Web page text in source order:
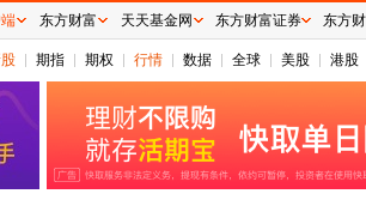
期指 期权 行情 数据 全球 美股 港股
东方财富 天天基金网 东方财富证券 东方